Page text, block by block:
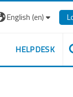
English ‎(en)‎
HELPDESK